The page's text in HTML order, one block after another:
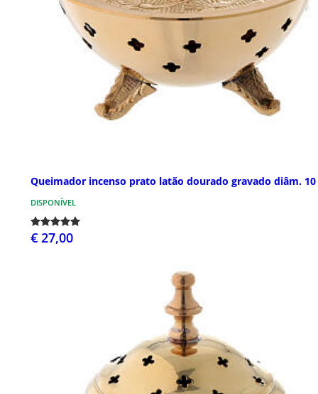
Queimador incenso prato latão dourado gravado diâm.
DISPONÍVEL
€ 27,00